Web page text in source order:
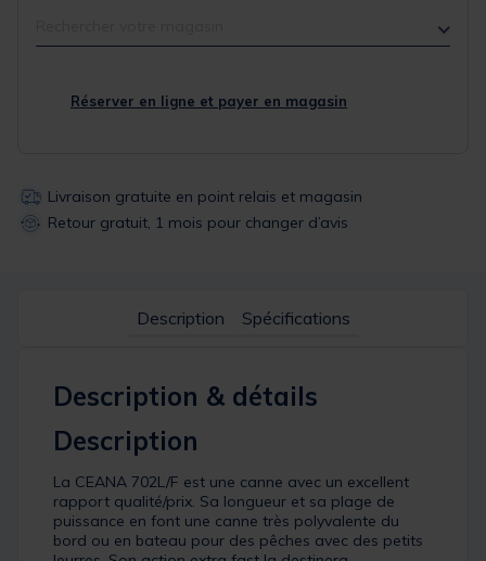
Réserver en ligne et payer en magasin
Livraison gratuite en point relais et magasin
Retour gratuit, 1 mois pour changer d’avis
Description Spécifications
Description & détails
Description
La CEANA 702L/F est une canne avec un excellent
rapport qualité/prix. Sa longueur et sa plage de
puissance en font une canne très polyvalente du
bord ou en bateau pour des pêches avec des petits